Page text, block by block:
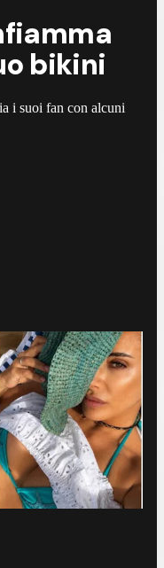
bikini
i suoi fan con alcuni